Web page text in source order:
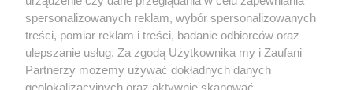
X Facebook Instagram Youtube
spersonalizowanych reklam, wybór spersonalizowanych
treści, pomiar reklam i treści, badanie odbiorców oraz
ulepszanie usług. Za zgodą Użytkownika my i Zaufani
Partnerzy możemy używać dokładnych danych
geolokalizacyjnych oraz aktywnie skanować